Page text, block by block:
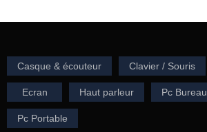
Casque & écouteur Clavier / Souris
Ecran Haut parleur Pc Bureau
Pc Portable